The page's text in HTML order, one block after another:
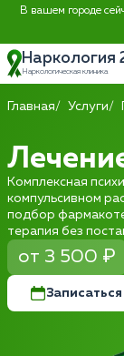
В вашем городе
Наркология
Наркологическая клиника
Главная Услуги
Комплексная
компульсивном
подбор
терапия без
от 3 500 ₽
Записаться